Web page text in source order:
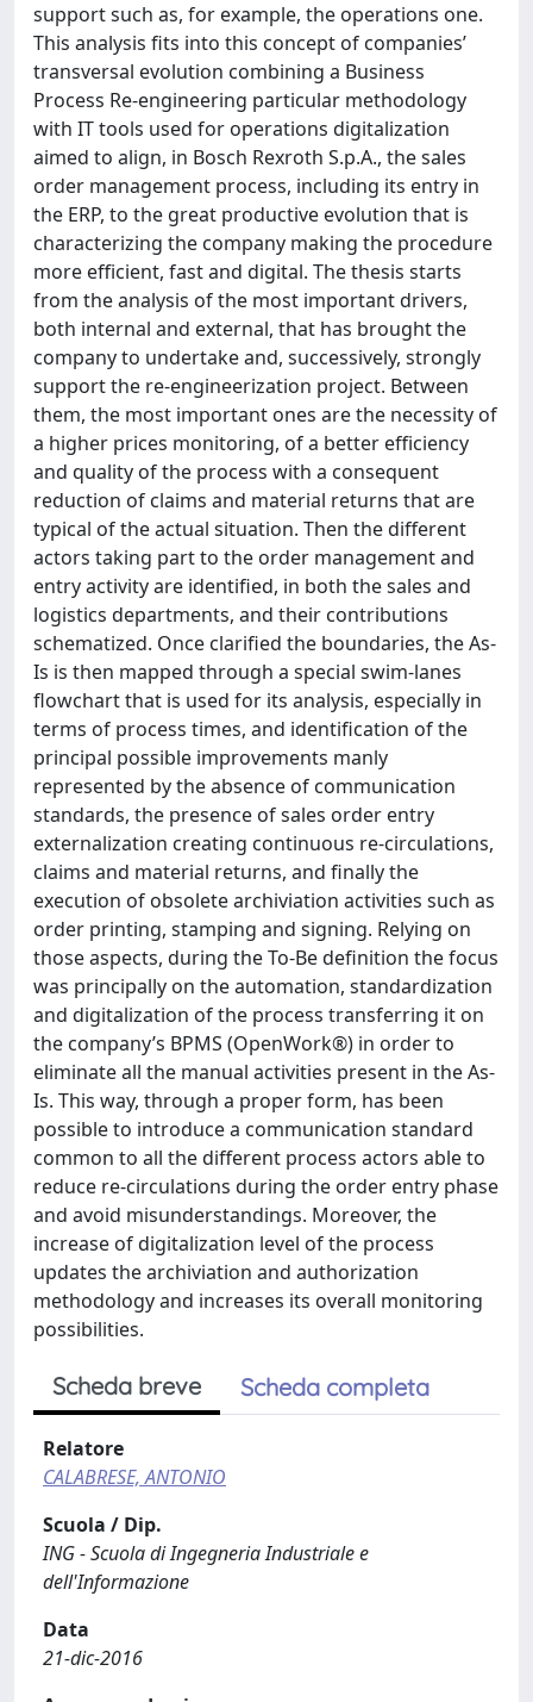
support such as, for example, the operations one.
This analysis fits into this concept of companies’
transversal evolution combining a Business
Process Re-engineering particular methodology
with IT tools used for operations digitalization
aimed to align, in Bosch Rexroth S.p.A., the sales
order management process, including its entry in
the ERP, to the great productive evolution that is
characterizing the company making the procedure
more efficient, fast and digital. The thesis starts
from the analysis of the most important drivers,
both internal and external, that has brought the
company to undertake and, successively, strongly
support the re-engineerization project. Between
them, the most important ones are the necessity of
a higher prices monitoring, of a better efficiency
and quality of the process with a consequent
reduction of claims and material returns that are
typical of the actual situation. Then the different
actors taking part to the order management and
entry activity are identified, in both the sales and
logistics departments, and their contributions
schematized. Once clarified the boundaries, the As-
Is is then mapped through a special swim-lanes
flowchart that is used for its analysis, especially in
terms of process times, and identification of the
principal possible improvements manly
represented by the absence of communication
standards, the presence of sales order entry
externalization creating continuous re-circulations,
claims and material returns, and finally the
execution of obsolete archiviation activities such as
order printing, stamping and signing. Relying on
those aspects, during the To-Be definition the focus
was principally on the automation, standardization
and digitalization of the process transferring it on
the company’s BPMS (OpenWork®) in order to
eliminate all the manual activities present in the As-
Is. This way, through a proper form, has been
possible to introduce a communication standard
common to all the different process actors able to
reduce re-circulations during the order entry phase
and avoid misunderstandings. Moreover, the
increase of digitalization level of the process
updates the archiviation and authorization
methodology and increases its overall monitoring
possibilities.
Scheda breve Scheda completa
Relatore
CALABRESE, ANTONIO
Scuola / Dip.
ING - Scuola di Ingegneria Industriale e
dell'Informazione
Data
21-dic-2016